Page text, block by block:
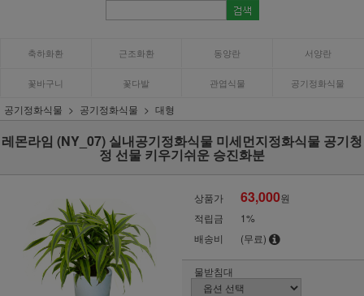
축하화환 근조화환 동양란 서양란
꽃바구니 꽃다발 관엽식물 공기정화식물
공기정화식물 공기정화식물 대형
레몬라임 (NY_07) 실내공기정화식물 미세먼지정화식물 공기청
정 선물 키우기쉬운 승진화분
상품가 63,000원
적립금
1%
배송비
(무료)
물받침대